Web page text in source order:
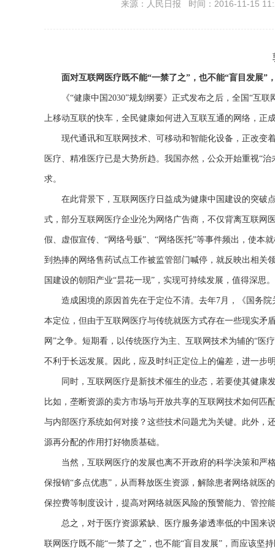
来源：人民日报 时间：2016-11-15
面对互联网医疗既不能“一禁了之”，也不能“盲目发展
《“健康中国2030”规划纲要》正式发布之后，全国“互联
上移动互联的快车，全民健康如何进入互联互通的网络，正
现代通讯和互联网技术、可移动和智能化设备，正改变
医疗、精准医疗已是大势所趋。我国亦然，公众开始重视“
求。
在此背景下，互联网医疗日益成为健康中国建设的突破
式，部分互联网医疗企业沦为网络广告商，不仅背离互联网
假、虚假宣传、“网络号贩”、“网络医托”等事件频出，使本
到热捧的网络售药试点工作被监管部门喊停，就反映出相关
国建设的朝阳产业“昙花一现”，实现可持续发展，值得深思。
造成困境的原因首先在于定位不清。去年7月，《国务院
本定位，但由于互联网医疗与传统就医方式存在一些现实矛
网”之争。短期看，以传统医疗为主、互联网技术为辅的“医
不利于长远发展。因此，应及时纠正定位上的偏差，进一步
同时，互联网医疗是新技术催生的业态，若要使其健康
比如，垄断资源的卖方市场与开放共享的互联网技术如何
与内部医疗系统如何对接？这些技术问题尤为关键。此外，
源再分配的作用打好物质基础。
当然，互联网医疗的发展也离不开政府的科学决策和严
保报销“多点优惠”，从而释放医生资源，解除患者网络就医
保控费等制度设计，提高对网络就医风险的预警能力、管控
总之，对于医疗资源紧缺、医疗服务渗透率低的中国来
联网医疗既不能“一禁了之”，也不能“盲目发展”，而应该坚